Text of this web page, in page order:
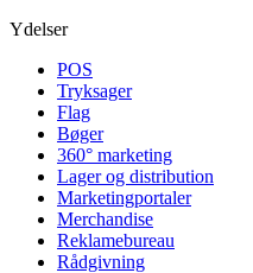
Ydelser
POS
Tryksager
Flag
Bøger
360° marketing
Lager og distribution
Marketing­portaler
Merchandise
Reklamebureau
Rådgivning